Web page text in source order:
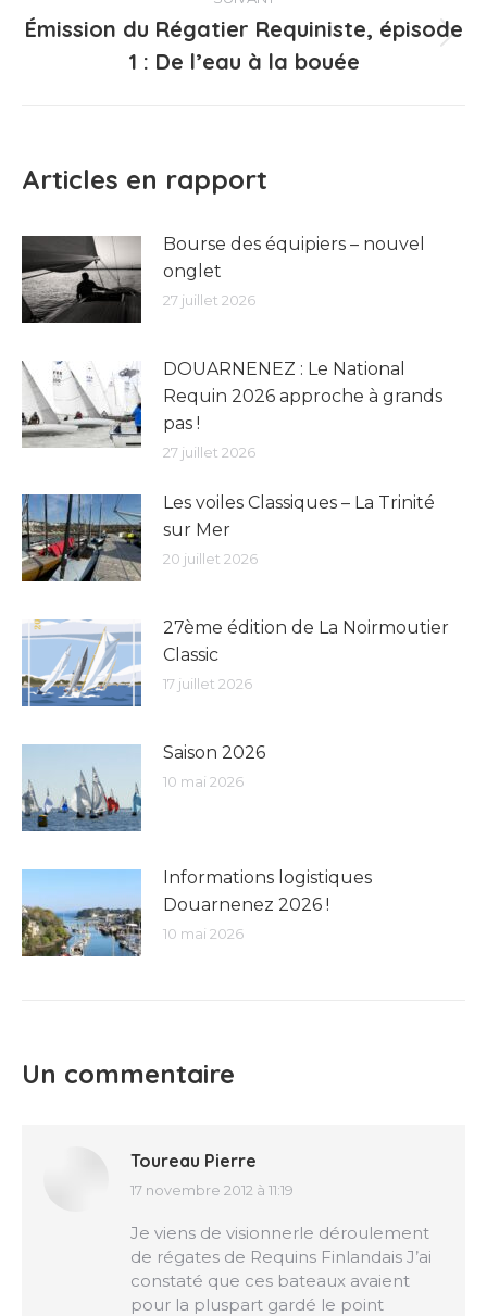
Article
suivant
Émission du Régatier Requiniste, épisode
1 : De l’eau à la bouée
Articles en rapport
Bourse des équipiers – nouvel
onglet
27 juillet 2026
DOUARNENEZ : Le National
Requin 2026 approche à grands
pas !
27 juillet 2026
Les voiles Classiques – La Trinité
sur Mer
20 juillet 2026
27ème édition de La Noirmoutier
Classic
17 juillet 2026
Saison 2026
10 mai 2026
Informations logistiques
Douarnenez 2026 !
10 mai 2026
Un commentaire
Toureau Pierre
dit
17 novembre 2012 à 11:19
Je viens de visionnerle déroulement
de régates de Requins Finlandais J’ai
constaté que ces bateaux avaient
pour la pluspart gardé le point